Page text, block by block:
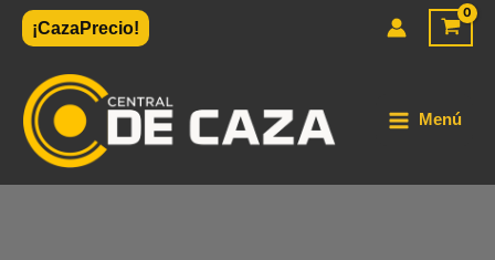
¡CazaPrecio!
Menú